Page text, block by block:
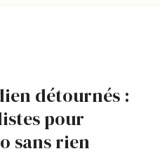
détournés :
pour
sans rien